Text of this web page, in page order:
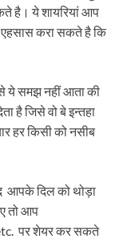
है। ये शायरियां आप
करा सकते है कि
ये समझ नहीं आता की
है जिसे वो बे इन्तहा
हर किसी को नसीब
आपके दिल को थोड़ा
तो आप
पर शेयर कर सकते